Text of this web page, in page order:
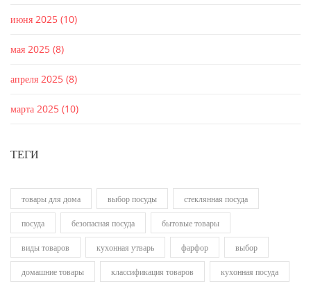
июня 2025 (10)
мая 2025 (8)
апреля 2025 (8)
марта 2025 (10)
ТЕГИ
товары для дома выбор посуды стеклянная посуда
посуда безопасная посуда бытовые товары
виды товаров кухонная утварь фарфор выбор
домашние товары классификация товаров кухонная посуда